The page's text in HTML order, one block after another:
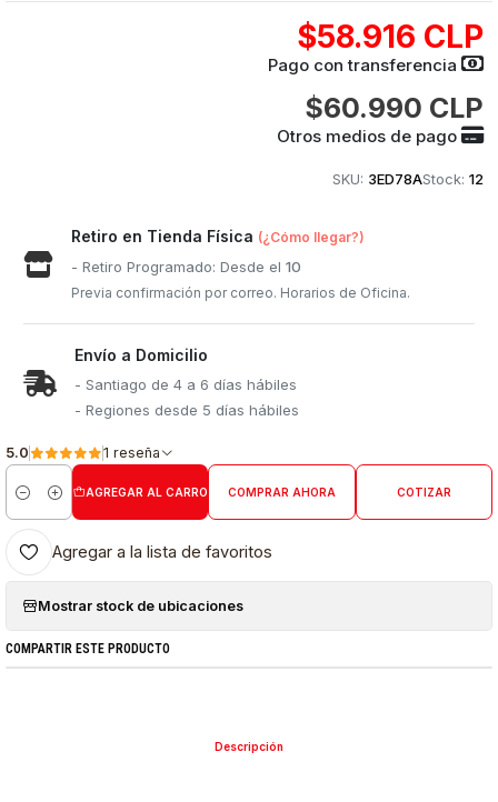
$58.916 CLP
Pago con transferencia
$60.990 CLP
Otros medios de pago
SKU: 3ED78AStock: 12
Retiro en Tienda Física (¿Cómo llegar?)
- Retiro Programado: Desde el10
Previa confirmación por correo. Horarios de Oficina.
Envío a Domicilio
- Santiago de 4 a 6 días hábiles
- Regiones desde 5 días hábiles
5.0 1 reseña
Cantidad
AGREGAR AL CARRO COMPRAR AHORA COTIZAR
Agregar a la lista de favoritos
Mostrar stock de ubicaciones
COMPARTIR ESTE PRODUCTO
Descripción